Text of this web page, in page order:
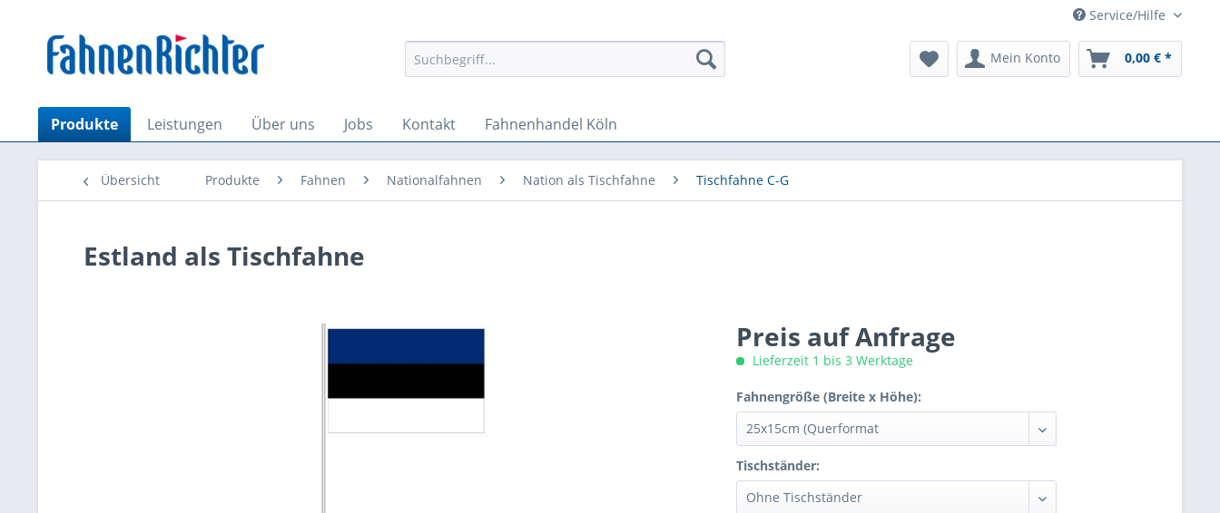
Service/Hilfe
Mein Konto 0,00 € *
Produkte Leistungen Über uns Jobs Kontakt Fahnenhandel Köln
Übersicht Produkte Fahnen Nationalfahnen Nation als Tischfahne Tischfahne C-G
Estland als Tischfahne
Preis auf Anfrage
Lieferzeit 1 bis 3 Werktage
Fahnengröße (Breite x Höhe):
Tischständer: